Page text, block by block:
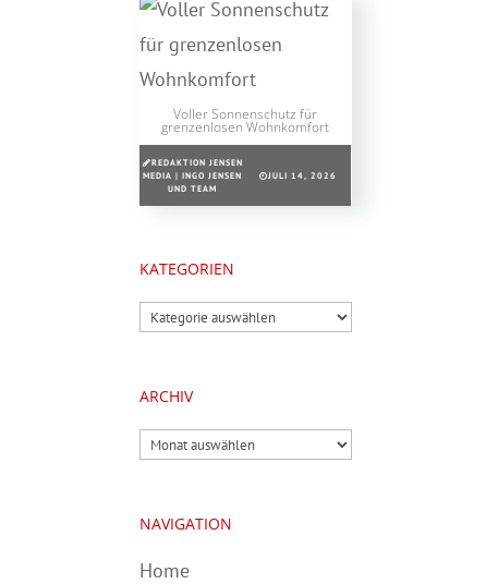
Voller Sonnenschutz für
grenzenlosen Wohnkomfort
REDAKTION JENSEN
MEDIA | INGO JENSEN
UND TEAM
JULI 14, 2026
KATEGORIEN
Kategorien
ARCHIV
Archiv
NAVIGATION
Home